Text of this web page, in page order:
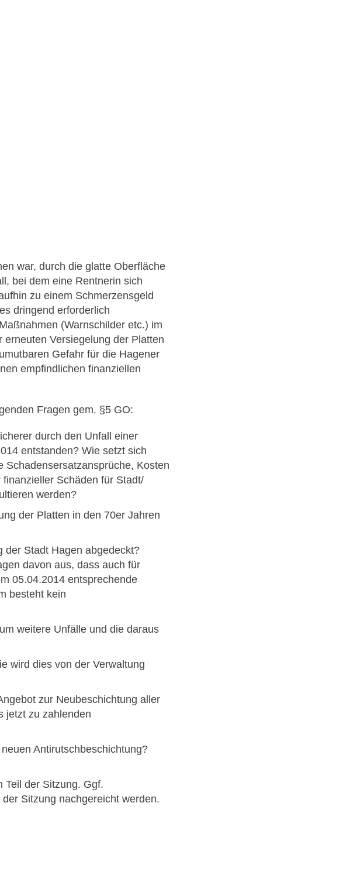
war, durch die glatte Oberfläche
bei dem eine Rentnerin sich
zu einem Schmerzensgeld
dringend erforderlich
(Warnschilder etc.) im
Versiegelung der Platten
Gefahr für die Hagener
empfindlichen finanziellen
Fragen gem. §5 GO:
durch den Unfall einer
entstanden? Wie setzt sich
Schadensersatzansprüche, Kosten
Schäden für Stadt/
werden?
der Platten in den 70er Jahren
der Stadt Hagen abgedeckt?
davon aus, dass auch für
05.04.2014 entsprechende
besteht kein
weitere Unfälle und die daraus
wird dies von der Verwaltung
zur Neubeschichtung aller
jetzt zu zahlenden
Antirutschbeschichtung?
Teil der Sitzung. Ggf.
Sitzung nachgereicht werden.